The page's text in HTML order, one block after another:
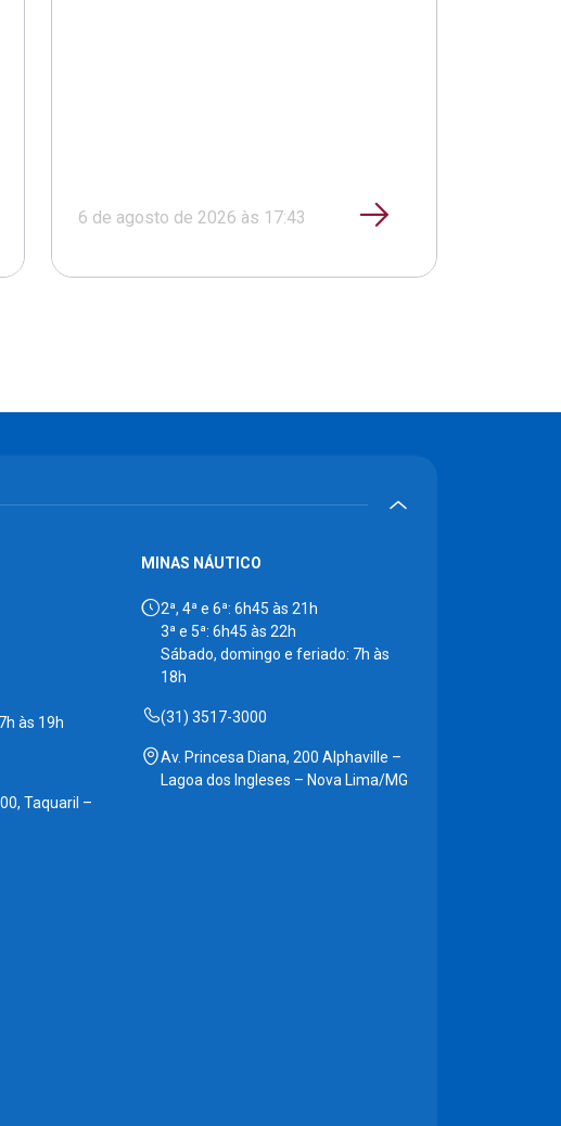
6 de agosto de 2026 às 17:43
às 19h
Taquaril –
MINAS NÁUTICO
2ª, 4ª e 6ª: 6h45 às 21h
3ª e 5ª: 6h45 às 22h
Sábado, domingo e feriado: 7h às
18h
(31) 3517-3000
Av. Princesa Diana, 200 Alphaville –
Lagoa dos Ingleses – Nova Lima/MG